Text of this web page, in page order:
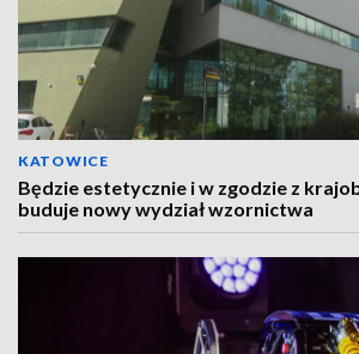
KATOWICE
Będzie estetycznie i w zgodzie z
buduje nowy wydział wzornictwa